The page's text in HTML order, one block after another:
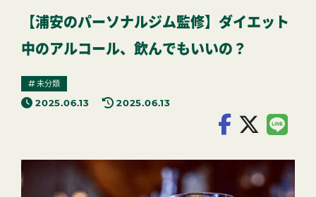
【浦安のパーソナルジム監修】ダイエット
中のアルコール、飲んでもいいの？
未分類
2025.06.13
2025.06.13